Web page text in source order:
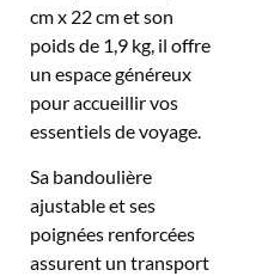
cm x 22 cm et son
poids de 1,9 kg, il offre
un espace généreux
pour accueillir vos
essentiels de voyage.
Sa bandoulière
ajustable et ses
poignées renforcées
assurent un transport